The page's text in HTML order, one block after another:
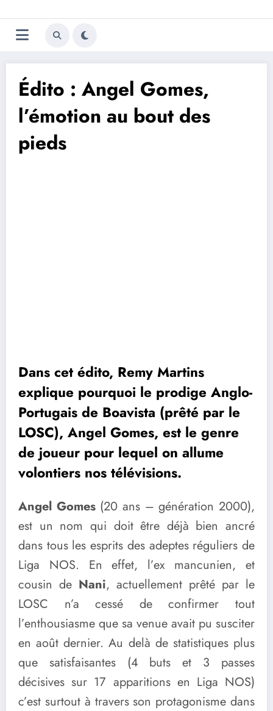
au
contenu
Trivela
L'actualité du football
Édito : Angel Gomes,
l’émotion au bout des
pieds
Dans cet édito, Remy Martins
explique pourquoi le prodige Anglo-
Portugais de Boavista (prêté par le
LOSC), Angel Gomes, est le genre
de joueur pour lequel on allume
volontiers nos télévisions.
Angel Gomes(20 ans – génération 2000),
est un nom qui doit être déjà bien ancré
dans tous les esprits des adeptes réguliers de
Liga NOS. En effet, l’ex mancunien, et
cousin de Nani, actuellement prêté par le
LOSC n’a cessé de confirmer tout
l’enthousiasme que sa venue avait pu susciter
en août dernier. Au delà de statistiques plus
que satisfaisantes (4 buts et 3 passes
décisives sur 17 apparitions en Liga NOS)
c’est surtout à travers son protagonisme dans